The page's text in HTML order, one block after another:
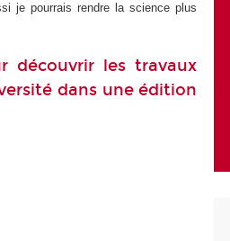
je pourrais rendre la science plus
découvrir les travaux
dans une édition